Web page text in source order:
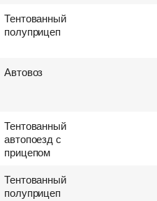
Тентованный
полуприцеп
Автовоз
Тентованный
автопоезд с
прицепом
Тентованный
полуприцеп